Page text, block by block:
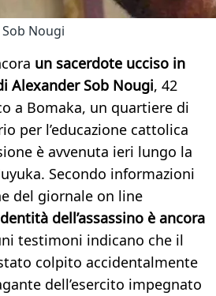
Nougi
un sacerdote ucciso in
Alexander Sob Nougi, 42
a Bomaka, un quartiere di
per l’educazione cattolica
è avvenuta ieri lungo la
Secondo informazioni
del giornale on line
dell’assassino è ancora
testimoni indicano che il
colpito accidentalmente
dell’esercito impegnato